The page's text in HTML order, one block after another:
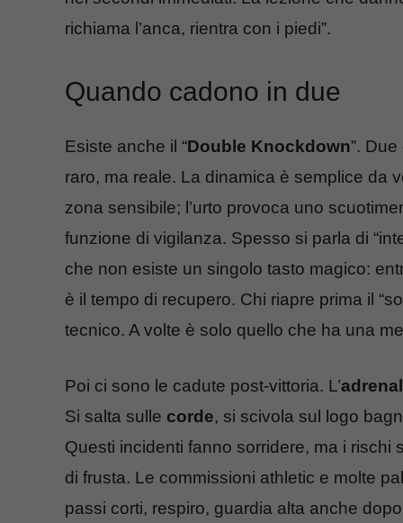
richiama l’anca, rientra con i piedi”.
Quando cadono in due
Esiste anche il “Double Knockdown”.
raro, ma reale. La dinamica è semplice da
zona sensibile; l’urto provoca uno
funzione di vigilanza. Spesso si parla di
che non esiste un singolo tasto magico:
è il tempo di recupero. Chi riapre prima il
tecnico. A volte è solo quello che ha una
Poi ci sono le cadute post-vittoria. L’
Si salta sulle corde, si scivola sul logo
Questi incidenti fanno sorridere, ma i rischi
di frusta. Le commissioni athletic e molte
passi corti, respiro, guardia alta anche